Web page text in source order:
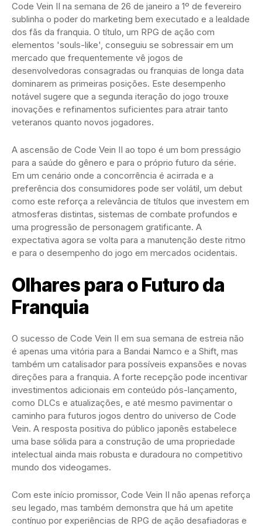
Code Vein II na semana de 26 de janeiro a 1º de fevereiro
sublinha o poder do marketing bem executado e a lealdade
dos fãs da franquia. O título, um RPG de ação com
elementos 'souls-like', conseguiu se sobressair em um
mercado que frequentemente vê jogos de
desenvolvedoras consagradas ou franquias de longa data
dominarem as primeiras posições. Este desempenho
notável sugere que a segunda iteração do jogo trouxe
inovações e refinamentos suficientes para atrair tanto
veteranos quanto novos jogadores.
A ascensão de Code Vein II ao topo é um bom presságio
para a saúde do gênero e para o próprio futuro da série.
Em um cenário onde a concorrência é acirrada e a
preferência dos consumidores pode ser volátil, um debut
como este reforça a relevância de títulos que investem em
atmosferas distintas, sistemas de combate profundos e
uma progressão de personagem gratificante. A
expectativa agora se volta para a manutenção deste ritmo
e para o desempenho do jogo em mercados ocidentais.
Olhares para o Futuro da
Franquia
O sucesso de Code Vein II em sua semana de estreia não
é apenas uma vitória para a Bandai Namco e a Shift, mas
também um catalisador para possíveis expansões e novas
direções para a franquia. A forte recepção pode incentivar
investimentos adicionais em conteúdo pós-lançamento,
como DLCs e atualizações, e até mesmo pavimentar o
caminho para futuros jogos dentro do universo de Code
Vein. A resposta positiva do público japonês estabelece
uma base sólida para a construção de uma propriedade
intelectual ainda mais robusta e duradoura no competitivo
mundo dos videogames.
Com este início promissor, Code Vein II não apenas reforça
seu legado, mas também demonstra que há um apetite
contínuo por experiências de RPG de ação desafiadoras e